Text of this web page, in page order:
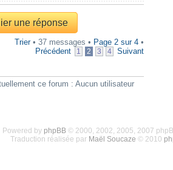
une réponse
Trier• 37 messages • Page 2 sur 4 •
Précédent
1 2 3 4 Suivant
ce forum : Aucun utilisateur
Powered by phpBB© 2000, 2002, 2005, 2007
Traduction réalisée par Maël Soucaze © 2010